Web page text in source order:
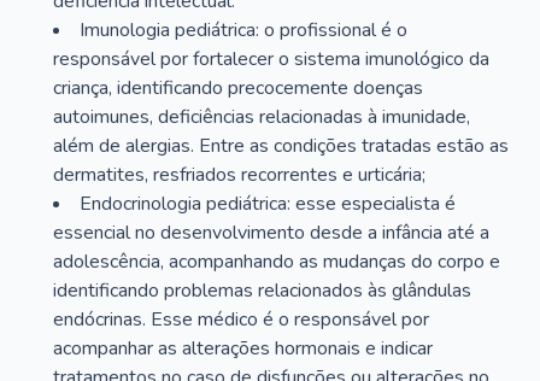
Imunologia pediátrica: o profissional é o
responsável por fortalecer o sistema imunológico da
criança, identificando precocemente doenças
autoimunes, deficiências relacionadas à imunidade,
além de alergias. Entre as condições tratadas estão as
dermatites, resfriados recorrentes e urticária;
Endocrinologia pediátrica: esse especialista é
essencial no desenvolvimento desde a infância até a
adolescência, acompanhando as mudanças do corpo e
identificando problemas relacionados às glândulas
endócrinas. Esse médico é o responsável por
acompanhar as alterações hormonais e indicar